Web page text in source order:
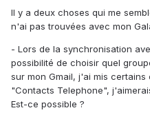
Il y a deux choses qui me
n'ai pas trouvées avec mon
- Lors de la synchronisation
possibilité de choisir quel
sur mon Gmail, j'ai mis
"Contacts Telephone",
Est-ce possible ?